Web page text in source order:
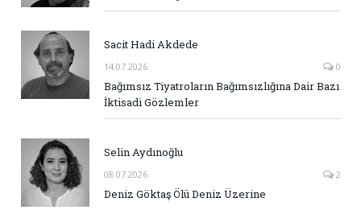
Sacit Hadi Akdede
14.07.2026 0
Bağımsız Tiyatroların Bağımsızlığına Dair Bazı
İktisadi Gözlemler
Selin Aydınoğlu
08.07.2026 2
Deniz Göktaş Ölü Deniz Üzerine